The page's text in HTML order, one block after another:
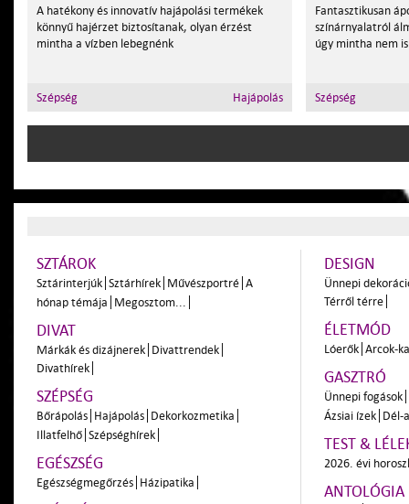
A hatékony és innovatív hajápolási termékek
könnyű hajérzet biztosítanak, olyan érzést
mintha a vízben lebegnénk
Szépség Hajápolás
Fantasztikusan
színárnyalatról
úgy mintha nem
Szépség
SZTÁROK
Sztárinterjúk Sztárhírek Művészportré A
hónap témája Megosztom...
DIVAT
Márkák és dizájnerek Divattrendek
Divathírek
SZÉPSÉG
Bőrápolás Hajápolás Dekorkozmetika
Illatfelhő Szépséghírek
EGÉSZSÉG
Egészségmegőrzés Házipatika
DESIGN
Ünnepi
Térről térre
ÉLETMÓD
Lóerők Arcok-
GASZTRÓ
Ünnepi fogások
Ázsiai ízek Dél-
TEST &
2026. évi
ANTOLÓGIA